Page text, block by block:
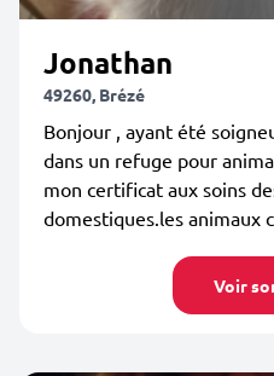
Jonathan
49260, Brézé
Bonjour , ayant été
dans un refuge pour
mon certificat aux soins
domestiques.les animaux
Voir